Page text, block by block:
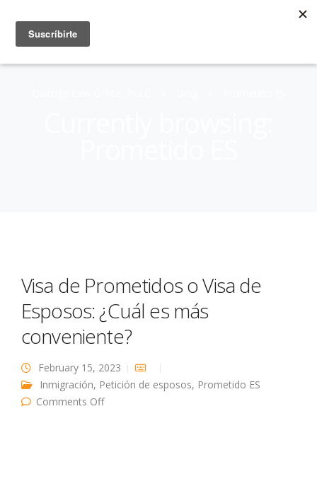
Visa de Prometidos o Visa de
Esposos: ¿Cuál es más
conveniente?
February 15, 2023
Inmigración, Petición de esposos, Prometido ES
Comments Offon Visa de Prometidos o Visa de Esposos: